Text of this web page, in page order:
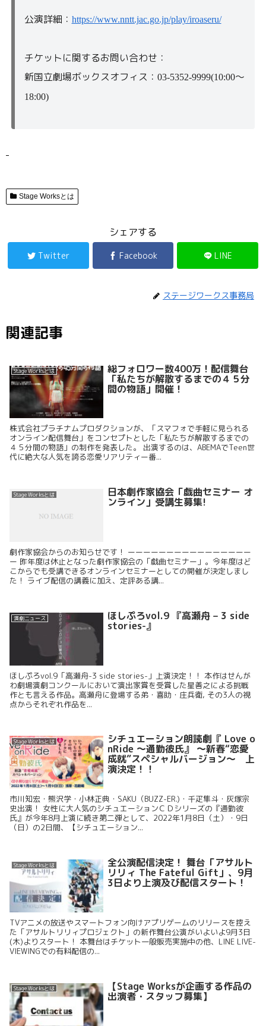
公演詳細： https://www.nntt.jac.go.jp/play/iroaseru/
チケットに関するお問い合わせ：
新国立劇場ボックスオフィス： 03-5352-9999(10:00～
18:00)
Stage Worksとは
シェアする
Twitter Facebook LINE
ステージワークス事務局
関連記事
Stage Worksとは 総フォロワー数400万！配信舞台
「私たちが解散するまでの４５分
間の物語」開催！
株式会社プラチナムプロダクションが、「スマフォで手軽に見られる
オンライン配信舞台」をコンセプトとした「私たちが解散するまでの
４５分間の物語」の制作を発表した。 出演するのは、ABEMAでTeen世
代に絶大な人気を誇る恋愛リアリティー番...
Stage Worksとは 日本劇作家協会「戯曲セミナー オ
ンライン」受講生募集!
劇作家協会からのお知らせです！ ーーーーーーーーーーーーーーーー
ー 昨年度は休止となった劇作家協会の「戯曲セミナー」。今年度はど
こからでも受講できるオンラインセミナーとしての開催が決定しまし
た！ ライブ配信の講義に加え、定評ある講...
演劇ニュース ほしぷろvol.9 『⾼瀬⾈ – 3 side
stories-』
ほしぷろvol.9「高瀬舟-3 side stories-」上演決定！！ 本作はせんが
わ劇場演劇コンクールにおいて演出家賞を受賞した星善之による挑戦
作とも言える作品。高瀬舟に登場する弟・喜助・庄兵衛, その3人の視
点からそれぞれ作品を...
Stage Worksとは シチュエーション朗読劇『 Love o
nRide ～通勤彼氏』 ～新春“恋愛
成就”スペシャルバージョン～ 上
演決定！！
市川知宏・熊沢学・小林正典・SAKU（BUZZ-ER.)・千疋隼斗・灰塚宗
史出演！ 女性に大人気のシチュエーションＣＤシリーズの『通勤彼
氏』が今年8月上演に続き第二弾として、2022年1月8日（土）・9日
（日）の2日間、【シチュエーション...
Stage Worksとは 全公演配信決定！ 舞台「アサルト
リリィ The Fateful Gift」、9月
3日より上演及び配信スタート！
TVアニメの放送やスマートフォン向けアプリゲームのリリースを控え
た「アサルトリリィプロジェクト」の新作舞台公演がいよいよ9月3日
(木)よりスタート！ 本舞台はチケット一般販売実施中の他、LINE LIVE-
VIEWINGでの有料配信の...
Stage Worksとは 【Stage Worksが企画する作品の
出演者・スタッフ募集】